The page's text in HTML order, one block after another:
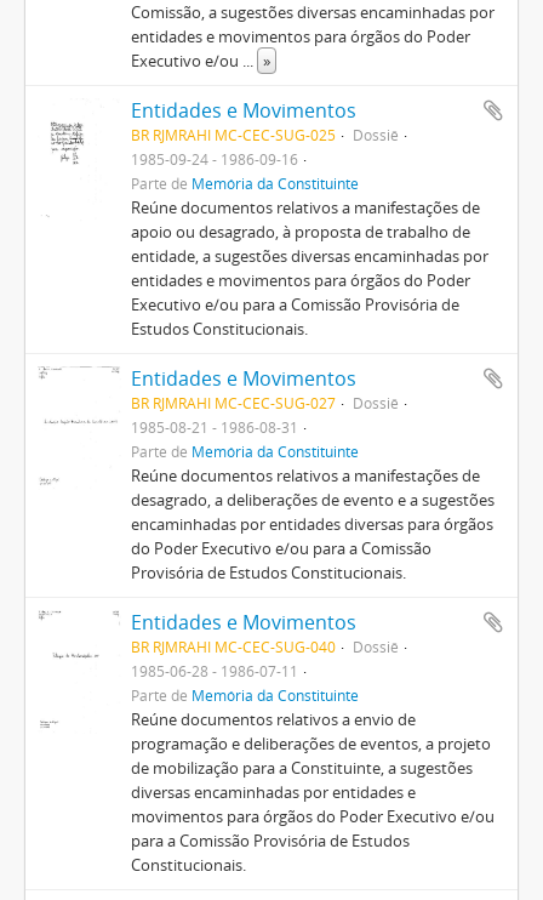
Comissão, a sugestões diversas encaminhadas por
entidades e movimentos para órgãos do Poder
Executivo e/ou ... »
Entidades e Movimentos
BR RJMRAHI MC-CEC-SUG-025
Dossiê
1985-09-24 - 1986-09-16
Parte de Memória da Constituinte
Reúne documentos relativos a manifestações de
apoio ou desagrado, à proposta de trabalho de
entidade, a sugestões diversas encaminhadas por
entidades e movimentos para órgãos do Poder
Executivo e/ou para a Comissão Provisória de
Estudos Constitucionais.
Entidades e Movimentos
BR RJMRAHI MC-CEC-SUG-027
Dossiê
1985-08-21 - 1986-08-31
Parte de Memória da Constituinte
Reúne documentos relativos a manifestações de
desagrado, a deliberações de evento e a sugestões
encaminhadas por entidades diversas para órgãos
do Poder Executivo e/ou para a Comissão
Provisória de Estudos Constitucionais.
Entidades e Movimentos
BR RJMRAHI MC-CEC-SUG-040
Dossiê
1985-06-28 - 1986-07-11
Parte de Memória da Constituinte
Reúne documentos relativos a envio de
programação e deliberações de eventos, a projeto
de mobilização para a Constituinte, a sugestões
diversas encaminhadas por entidades e
movimentos para órgãos do Poder Executivo e/ou
para a Comissão Provisória de Estudos
Constitucionais.